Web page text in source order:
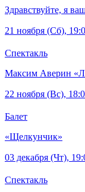
Здравствуйте, я
21 ноября (Сб),
Спектакль
Максим Аверин
22 ноября (Вс),
Балет
«Щелкунчик»
03 декабря (Чт),
Спектакль